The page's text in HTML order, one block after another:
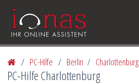
/ PC-Hilfe / Berlin / Charlottenburg
PC-Hilfe Charlottenburg